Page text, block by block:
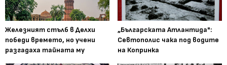
Железният стълб в Делхи
победи времето, но учени
разгадаха тайната му
„Българската Атлантида":
Севтополис чака под водите
на Копринка